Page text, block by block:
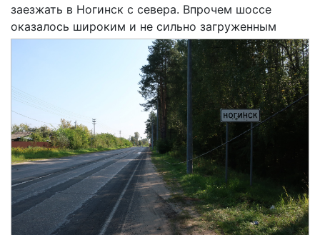
заезжать в Ногинск с севера. Впрочем шоссе
оказалось широким и не сильно загруженным